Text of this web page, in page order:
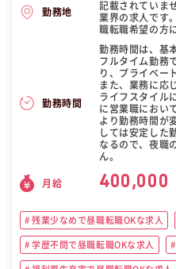
勤務地
記載されていま
業界の求人です
職転職希望の方
勤務時間
勤務時間は、基
フルタイム勤務
り、プライベー
また、業務に応
ライフスタイル
に営業職におい
より勤務時間が
しては安定した
なるので、夜職
ん。
月給 400,000
残業少なめで昼職転職OKな求人
学歴不問で昼職転職OKな求人